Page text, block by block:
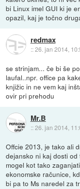
bi Linux imel GUI ki je
opazil, kaj je točno
redmax
::26. jan 2014,
se strinjam... če bi še
laufal..npr. office pa
knjižic in ne vem kaj
ovir pri prehodu
Mr.B
::26. jan 2014,
Offcie 2013, je tako ali
dejansko ni kaj dosti
mogel kot tako
ekonomske računice,
bi pa to Ms naredel za